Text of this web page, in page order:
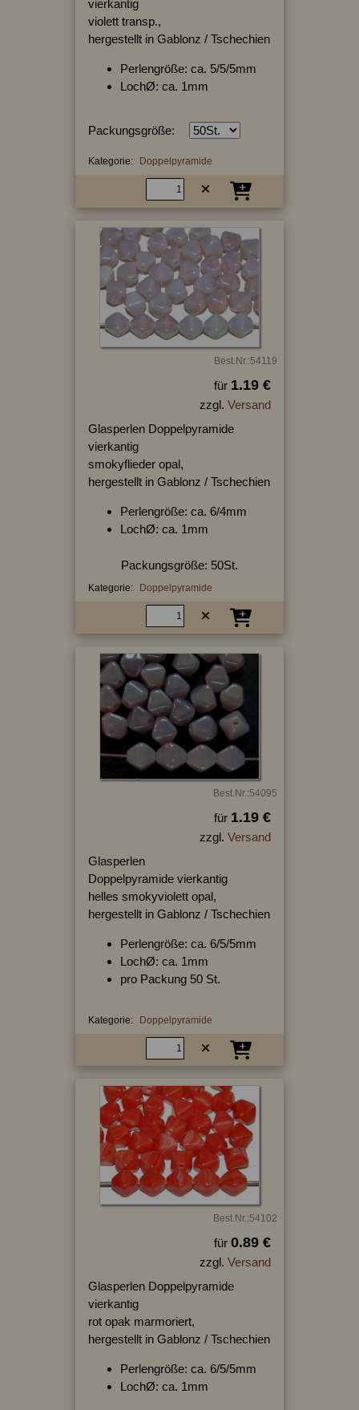
vierkantig
violett transp.,
hergestellt in Gablonz / Tschechien
Perlengröße: ca. 5/5/5mm
LochØ: ca. 1mm
Packungsgröße:
Kategorie: Doppelpyramide
Best.Nr.:54119
für 1.19 €
zzgl. Versand
Glasperlen Doppelpyramide
vierkantig
smokyflieder opal,
hergestellt in Gablonz / Tschechien
Perlengröße: ca. 6/4mm
LochØ: ca. 1mm
Packungsgröße: 50St.
Kategorie: Doppelpyramide
Best.Nr.:54095
für 1.19 €
zzgl. Versand
Glasperlen
Doppelpyramide vierkantig
helles smokyviolett opal,
hergestellt in Gablonz / Tschechien
Perlengröße: ca. 6/5/5mm
LochØ: ca. 1mm
pro Packung 50 St.
Kategorie: Doppelpyramide
Best.Nr.:54102
für 0.89 €
zzgl. Versand
Glasperlen Doppelpyramide
vierkantig
rot opak marmoriert,
hergestellt in Gablonz / Tschechien
Perlengröße: ca. 6/5/5mm
LochØ: ca. 1mm